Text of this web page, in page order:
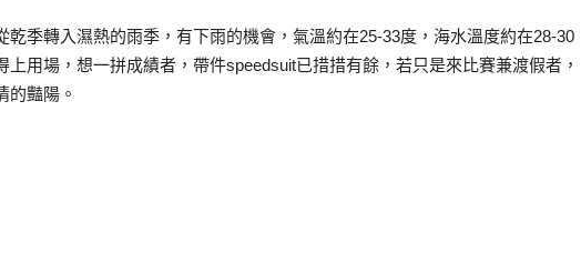
乾季轉入濕熱的雨季，有下雨的機會，氣溫約在25-33度，海水溫度約在28-30
上用場，想一拼成績者，帶件speedsuit已措措有餘，若只是來比賽兼渡假者，
的豔陽。